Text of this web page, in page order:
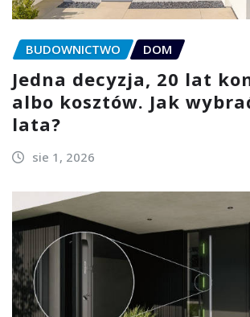
BUDOWNICTWO DOM
Jedna decyzja, 20 lat
albo kosztów. Jak
lata?
sie 1, 2026